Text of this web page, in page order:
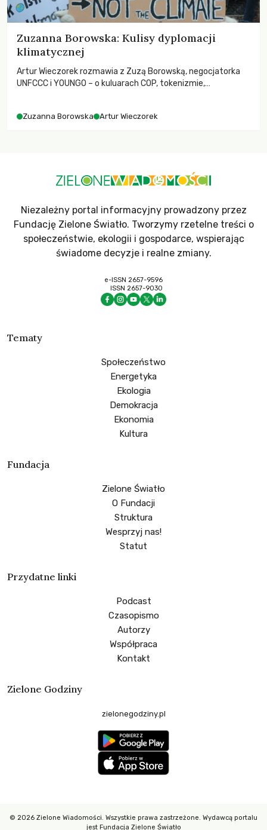
Zuzanna Borowska: Kulisy dyplomacji
klimatycznej
Artur Wieczorek rozmawia z Zuzą Borowską, negocjatorka
UNFCCC i YOUNGO – o kuluarach COP, tokenizmie,
Zuzanna Borowska Artur Wieczorek
Niezależny portal informacyjny prowadzony przez
Fundację Zielone Światło. Tworzymy rzetelne treści o
społeczeństwie, ekologii i gospodarce, wspierając
świadome decyzje i realne zmiany.
e-ISSN 2657-9596
ISSN 2657-9030
Tematy
Społeczeństwo
Energetyka
Ekologia
Demokracja
Ekonomia
Kultura
Fundacja
Zielone Światło
O Fundacji
Struktura
Wesprzyj nas!
Statut
Przydatne linki
Podcast
Czasopismo
Autorzy
Współpraca
Kontakt
Zielone Godziny
zielonegodziny.pl
© 2026 Zielone Wiadomości. Wszystkie prawa zastrzeżone. Wydawcą portalu
jest Fundacja Zielone Światło